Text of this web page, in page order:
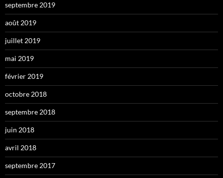
septembre 2019
août 2019
juillet 2019
mai 2019
février 2019
octobre 2018
septembre 2018
juin 2018
avril 2018
septembre 2017